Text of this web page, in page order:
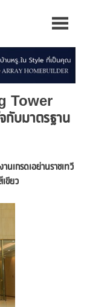
Tower
กับมาตรฐาน
กรดเอย่านราชเทวี
เขียว